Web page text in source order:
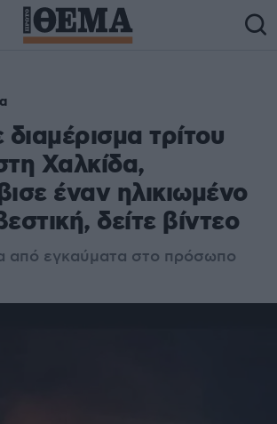
τρίτου
Χαλκίδα,
έναν ηλικιωμένο
δείτε βίντεο
από εγκαύματα στο πρόσωπο